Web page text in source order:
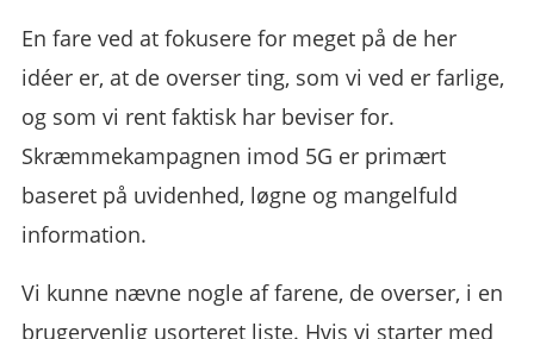
En fare ved at fokusere for meget på de her
idéer er, at de overser ting, som vi ved er farlige,
og som vi rent faktisk har beviser for.
Skræmmekampagnen imod 5G er primært
baseret på uvidenhed, løgne og mangelfuld
information.
Vi kunne nævne nogle af farene, de overser, i en
brugervenlig usorteret liste. Hvis vi starter med